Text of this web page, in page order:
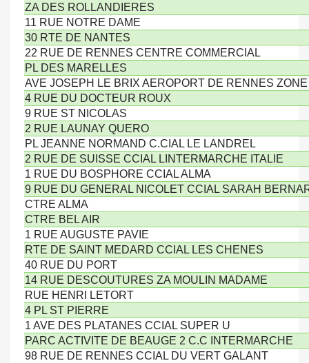
ZA DES ROLLANDIERES
11 RUE NOTRE DAME
30 RTE DE NANTES
22 RUE DE RENNES CENTRE COMMERCIAL
PL DES MARELLES
AVE JOSEPH LE BRIX AEROPORT DE RENNES
4 RUE DU DOCTEUR ROUX
9 RUE ST NICOLAS
2 RUE LAUNAY QUERO
PL JEANNE NORMAND C.CIAL LE LANDREL
2 RUE DE SUISSE CCIAL LINTERMARCHE ITALIE
1 RUE DU BOSPHORE CCIAL ALMA
9 RUE DU GENERAL NICOLET CCIAL SARAH
CTRE ALMA
CTRE BEL AIR
1 RUE AUGUSTE PAVIE
RTE DE SAINT MEDARD CCIAL LES CHENES
40 RUE DU PORT
14 RUE DESCOUTURES ZA MOULIN MADAME
RUE HENRI LETORT
4 PL ST PIERRE
1 AVE DES PLATANES CCIAL SUPER U
PARC ACTIVITE DE BEAUGE 2 C.C INTERMARCHE
98 RUE DE RENNES CCIAL DU VERT GALANT